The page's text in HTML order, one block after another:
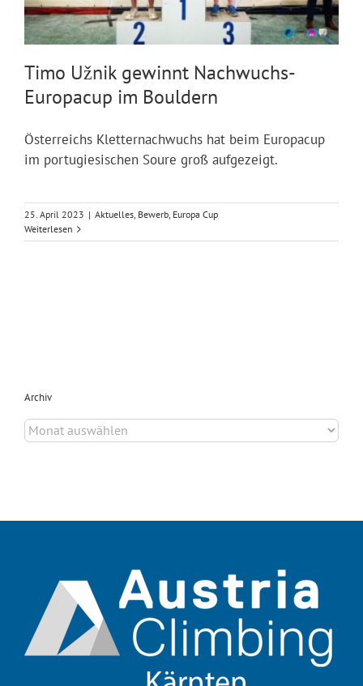
Timo Užnik gewinnt Nachwuchs-
Europacup im Bouldern
Österreichs Kletternachwuchs hat beim Europacup
im portugiesischen Soure groß aufgezeigt.
25. April 2023 | Aktuelles, Bewerb, Europa Cup
Weiterlesen
Archiv
Archiv